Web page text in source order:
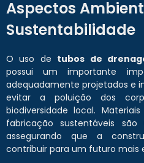
Aspectos
Sustentabilidade
O uso de tubos de
possui um importante
adequadamente projetados e
evitar a poluição dos
biodiversidade local.
fabricação sustentáveis
assegurando que a
contribuir para um futuro mais